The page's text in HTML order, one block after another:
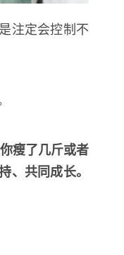
注定会控制不
瘦了几斤或者
、共同成长。